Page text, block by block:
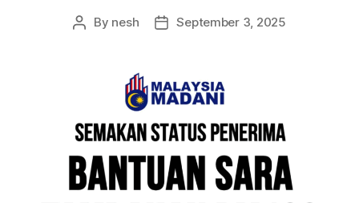
Post
By nesh
PostSeptember 3, 2025